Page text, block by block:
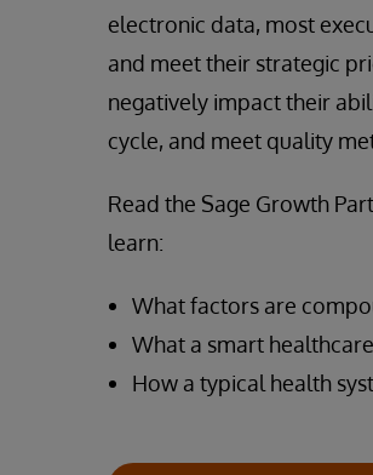
electronic data, most
and meet their strategic
negatively impact their
cycle, and meet quality
Read the Sage Growth
learn:
What factors are
What a smart
How a typical health